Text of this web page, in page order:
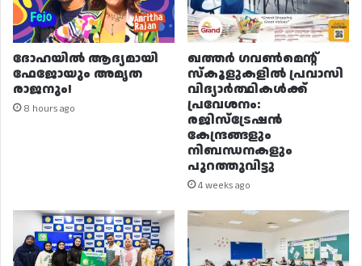
ദോഹയിൽ ആദ്യമായി
ഫേജോയും അമൃത
രാജനും!
8 hours ago
ഖത്തർ ഗവൺമെന്റ്
സ്കൂളുകളിൽ പ്രവാസി
വിദ്യാർത്ഥികൾക്ക്
പ്രവേശനം:
രജിസ്ട്രേഷൻ
കേന്ദ്രങ്ങളും
നിബന്ധനകളും
പുറത്തുവിട്ടു
4 weeks ago